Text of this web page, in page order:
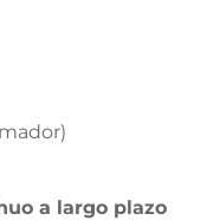
a largo plazo